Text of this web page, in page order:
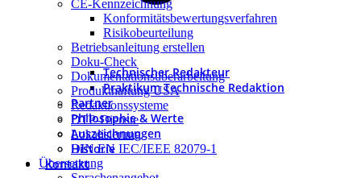
Technischer Redakteur
Praktikum Technische Redaktion
Partner
Philosophie & Werte
Auszeichnungen
Historie
Kontakt
CE-Kennzeichnung
Konformitätsbewertungsverfahren
Risikobeurteilung
Betriebsanleitung erstellen
Doku-Check
Dokumentationsüberarbeitung
Produkthaftung USA
Redaktionssysteme
DTP-Dienste
Lokalisierung
DIN EN IEC/IEEE 82079-1
Übersetzung